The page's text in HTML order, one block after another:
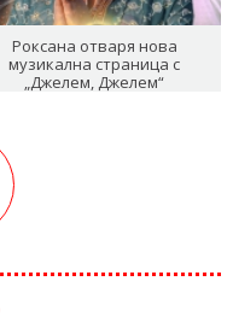
Роксана отваря нова
музикална страница с
„Джелем, Джелем“